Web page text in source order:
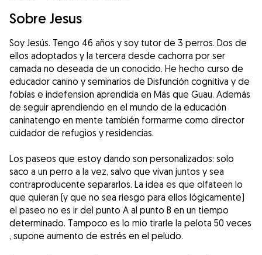
Sobre Jesus
Soy Jesús. Tengo 46 años y soy tutor de 3 perros. Dos de
ellos adoptados y la tercera desde cachorra por ser
camada no deseada de un conocido. He hecho curso de
educador canino y seminarios de Disfunción cognitiva y de
fobias e indefension aprendida en Más que Guau. Además
de seguir aprendiendo en el mundo de la educación
caninatengo en mente también formarme como director
cuidador de refugios y residencias.
Los paseos que estoy dando son personalizados: solo
saco a un perro a la vez, salvo que vivan juntos y sea
contraproducente separarlos. La idea es que olfateen lo
que quieran (y que no sea riesgo para ellos lógicamente)
el paseo no es ir del punto A al punto B en un tiempo
determinado. Tampoco es lo mio tirarle la pelota 50 veces
, supone aumento de estrés en el peludo.